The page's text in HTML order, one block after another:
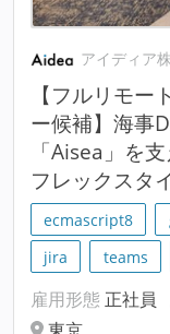
アイディア
【フルリモ
ー候補】海事
「Aisea」を
フレックスタ
ecmascript8
jira
teams
雇用形態 正社員